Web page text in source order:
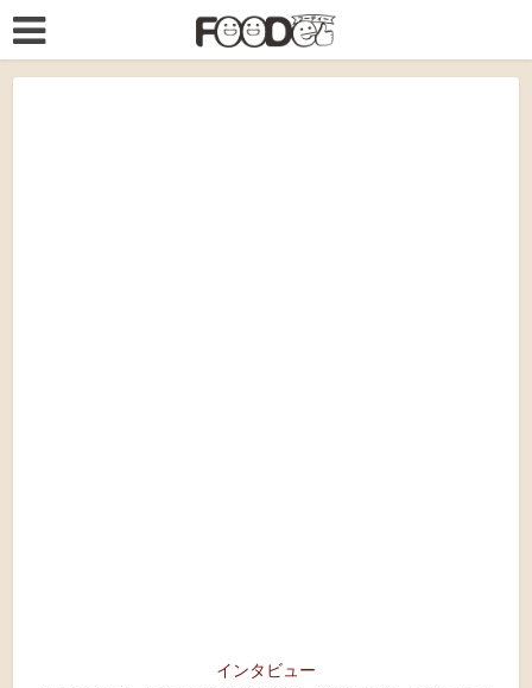
インタビュー